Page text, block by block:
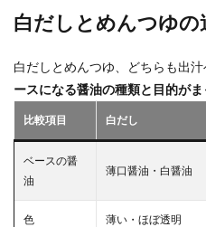
白だしとめんつゆの
白だしとめんつゆ、どちらも出汁
ースになる醤油の種類と目的がま
比較項目 白だし
ベースの醤
油
薄口醤油・白醤油
色 薄い・ほぼ透明